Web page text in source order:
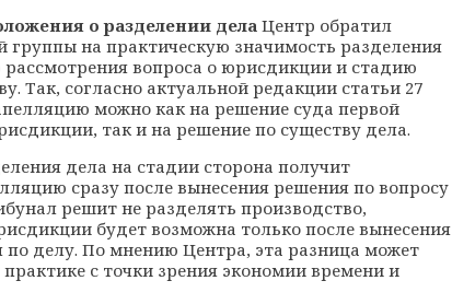
о разделении дела Центр обратил
группы на практическую значимость разделения
вопроса о юрисдикции и стадию
Так, согласно актуальной редакции статьи 27
можно как на решение суда первой
так и на решение по существу дела.
дела на стадии сторона получит
сразу после вынесения решения по вопросу
решит не разделять производство,
будет возможна только после вынесения
по делу. По мнению Центра, эта разница может
с точки зрения экономии времени и